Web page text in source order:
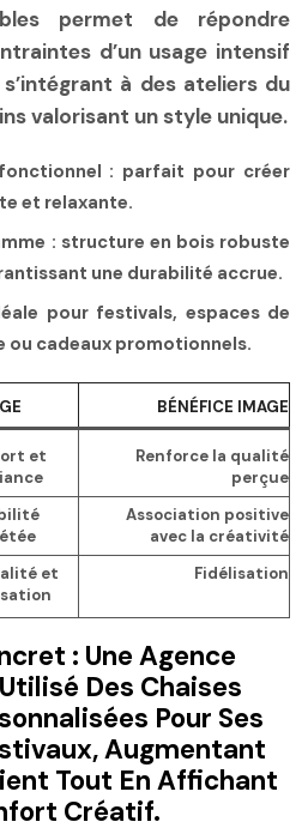
permet de répondre
d’un usage intensif
à des ateliers du
valorisant un style unique.
: parfait pour créer
et relaxante.
: structure en bois robuste
une durabilité accrue.
pour festivals, espaces de
ou cadeaux promotionnels.
BÉNÉFICE IMAGE
et
Renforce la qualité
perçue
Association positive
avec la créativité
et
Fidélisation
: Une Agence
Des Chaises
Pour Ses
Augmentant
Tout En Affichant
Créatif.